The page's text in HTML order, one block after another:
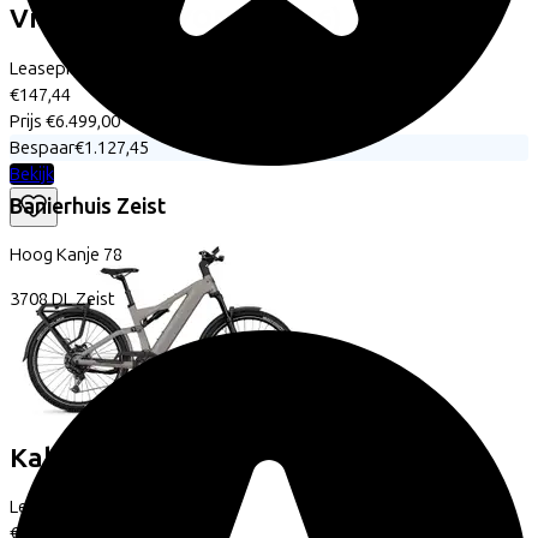
Banierhuis Zeist
Hoog Kanje 78
3708 DLZeist
Victoria UTILYON 6 (2026)
Leaseprijs p/m vanaf
€147,44
Prijs €6.499,00
Bespaar€1.127,45
Bekijk
Kalkhoff ENTICE 7+ ADVANCE
Leaseprijs p/m vanaf
€145,44